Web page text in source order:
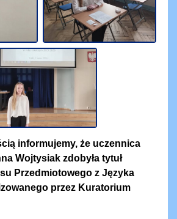
informujemy, że uczennica
Wojtysiak zdobyła tytuł
Przedmiotowego z Języka
przez Kuratorium